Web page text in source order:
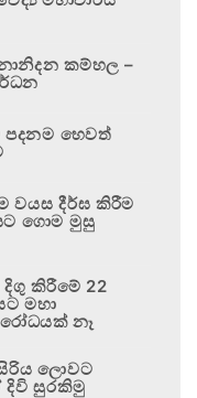
කම්හල –
පදනම හෙවත්
වයස දීර්ඝ කිරීම
ගොම මුසු
කිරීමේ 22
මහා
නෑ
ලොවට
දිවි සුරකිමු